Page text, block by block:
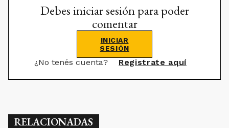
Debes iniciar sesión para poder
comentar
INICIAR
SESIÓN
¿No tenés cuenta? Registrate aquí
RELACIONADAS